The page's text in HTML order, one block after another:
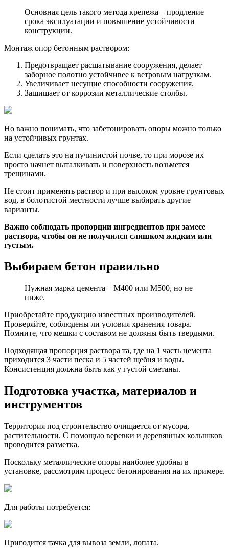
Основная цель такого метода крепежа – продление
срока эксплуатации и повышение устойчивости
конструкции.
Монтаж опор бетонным раствором:
Предотвращает расшатывание сооружения, делает
заборное полотно устойчивее к ветровым нагрузкам.
Увеличивает несущие способности сооружения.
Защищает от коррозии металлические столбы.
Но важно понимать, что забетонировать опоры можно только
на устойчивых грунтах.
Если сделать это на пучинистой почве, то при морозе их
просто начнет выталкивать и поверхность возьмется
трещинами.
Не стоит применять раствор и при высоком уровне грунтовых
вод, в болотистой местности лучше выбирать другие
варианты.
Важно соблюдать пропорции ингредиентов при замесе
раствора, чтобы он не получился слишком жидким или
густым.
Выбираем бетон правильно
Нужная марка цемента – М400 или М500, но не
ниже.
Приобретайте продукцию известных производителей.
Проверяйте, соблюдены ли условия хранения товара.
Помните, что мешки с составом не должны быть твердыми.
Подходящая пропорция раствора та, где на 1 часть цемента
приходится 3 части песка и 5 частей щебня и воды.
Консистенция должна быть как у густой сметаны.
Подготовка участка, материалов и
инструментов
Территория под строительство очищается от мусора,
растительности. С помощью веревки и деревянных колышков
проводится разметка.
Поскольку металлические опоры наиболее удобны в
установке, рассмотрим процесс бетонирования на их примере.
Для работы потребуется:
Пригодится тачка для вывоза земли, лопата.